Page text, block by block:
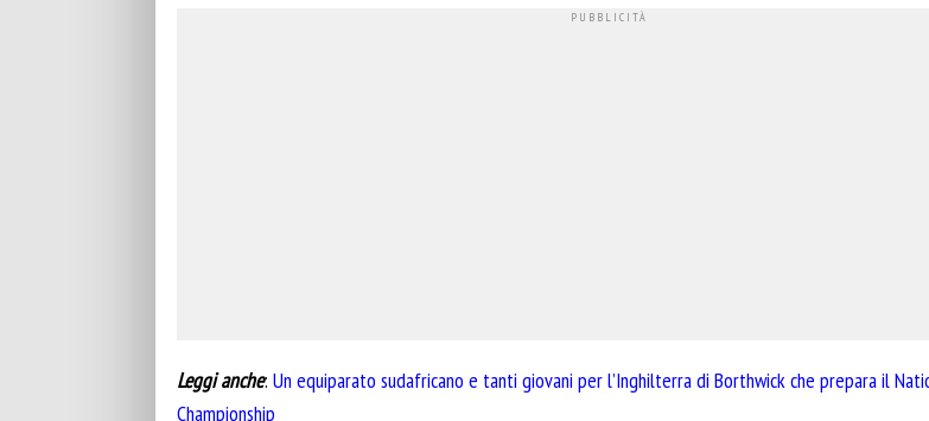
Leggi anche: Un equiparato sudafricano e tanti giovani per l’Inghilterra di Borthwick che prepara il
Championship